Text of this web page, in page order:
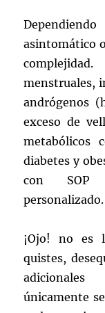
asintomático
menstruales,
andrógenos
exceso de
metabólicos
diabetes y
con SOP
personalizado.
¡Ojo! no es
quistes,
adicionales
únicamente